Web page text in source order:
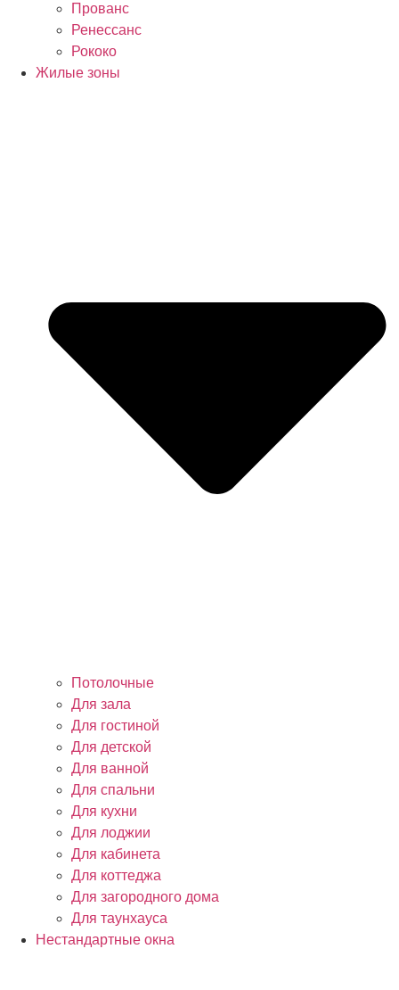
Прованс
Ренессанс
Рококо
Жилые зоны
Потолочные
Для зала
Для гостиной
Для детской
Для ванной
Для спальни
Для кухни
Для лоджии
Для кабинета
Для коттеджа
Для загородного дома
Для таунхауса
Нестандартные окна